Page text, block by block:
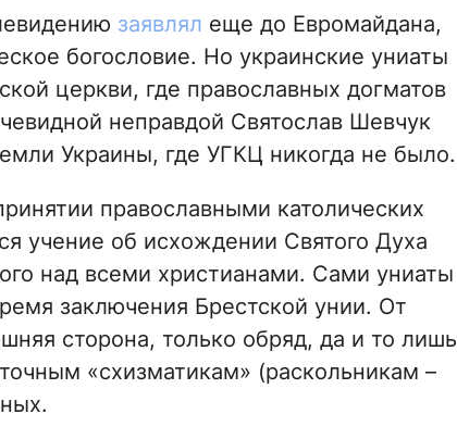
заявлял еще до Евромайдана,
богословие. Но украинские униаты
церкви, где православных догматов
неправдой Святослав Шевчук
Украины, где УГКЦ никогда не было.
православными католических
учение об исхождении Святого Духа
над всеми христианами. Сами униаты
заключения Брестской унии. От
сторона, только обряд, да и то лишь
«схизматикам» (раскольникам –